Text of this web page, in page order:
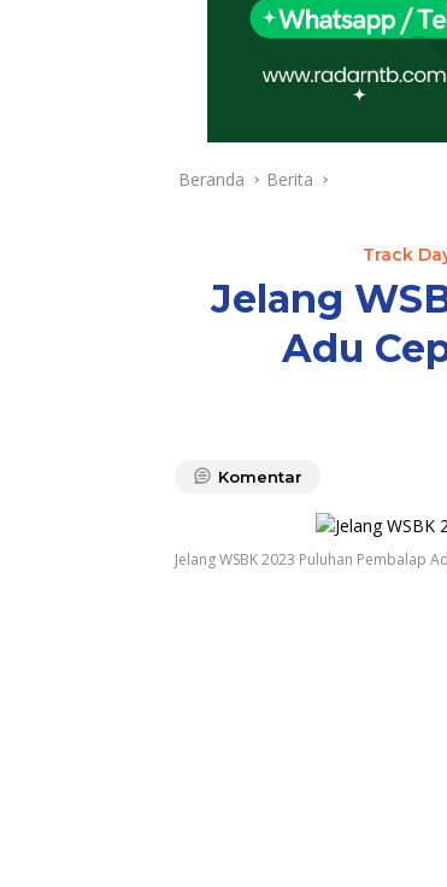
Beranda Berita
Track
Jelang
Adu
Komentar
Jelang WSBK 2023 Puluhan Pembalap